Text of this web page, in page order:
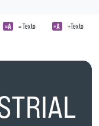
= Texto +Texto